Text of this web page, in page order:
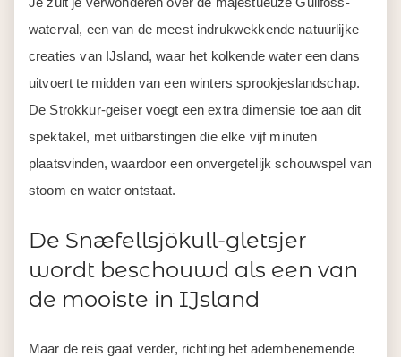
waterval, een van de meest indrukwekkende natuurlijke
creaties van IJsland, waar het kolkende water een dans
uitvoert te midden van een winters sprookjeslandschap.
De Strokkur-geiser voegt een extra dimensie toe aan dit
spektakel, met uitbarstingen die elke vijf minuten
plaatsvinden, waardoor een onvergetelijk schouwspel van
stoom en water ontstaat.
De Snæfellsjökull-gletsjer
wordt beschouwd als een van
de mooiste in IJsland
Maar de reis gaat verder, richting het adembenemende